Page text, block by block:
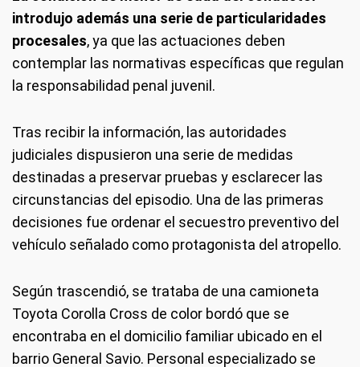
introdujo además una serie de particularidades
procesales, ya que las actuaciones deben
contemplar las normativas específicas que regulan
la responsabilidad penal juvenil.
Tras recibir la información, las autoridades
judiciales dispusieron una serie de medidas
destinadas a preservar pruebas y esclarecer las
circunstancias del episodio. Una de las primeras
decisiones fue ordenar el secuestro preventivo del
vehículo señalado como protagonista del atropello.
Según trascendió, se trataba de una camioneta
Toyota Corolla Cross de color bordó que se
encontraba en el domicilio familiar ubicado en el
barrio General Savio. Personal especializado se